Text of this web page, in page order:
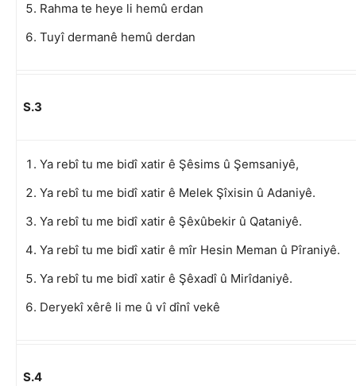
Rahma te heye li hemû erdan
Tuyî dermanê hemû derdan
S.3
Ya rebî tu me bidî xatir ê Şêsims û Şemsaniyê,
Ya rebî tu me bidî xatir ê Melek Şîxisin û Adaniyê.
Ya rebî tu me bidî xatir ê Şêxûbekir û Qataniyê.
Ya rebî tu me bidî xatir ê mîr Hesin Meman û Pîraniyê.
Ya rebî tu me bidî xatir ê Şêxadî û Mirîdaniyê.
Deryekî xêrê li me û vî dînî vekê
S.4